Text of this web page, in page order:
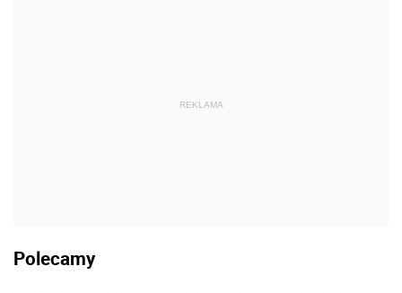
REKLAMA
Polecamy